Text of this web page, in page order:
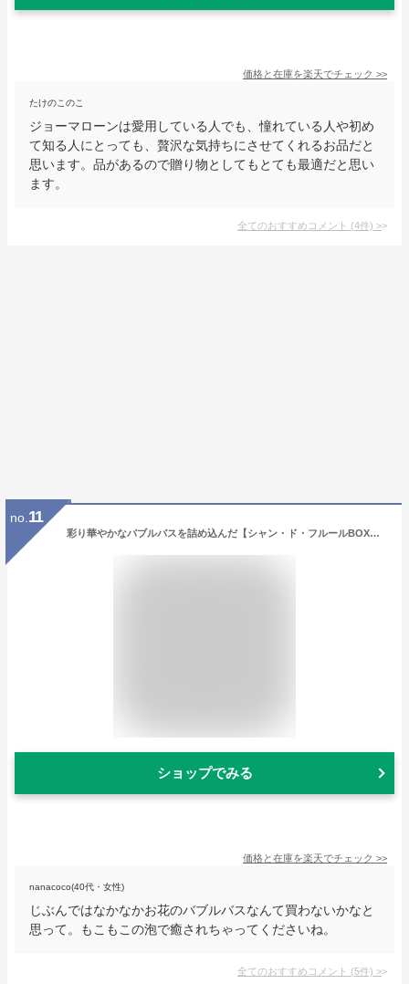
価格と在庫を楽天でチェック >>
たけのこのこ
ジョーマローンは愛用している人でも、憧れている人や初め
て知る人にとっても、贅沢な気持ちにさせてくれるお品だと
思います。品があるので贈り物としてもとても最適だと思い
ます。
全てのおすすめコメント (4件) >
no. 11
彩り華やかなバブルバスを詰め込んだ【シャン・ド・フルールBOXバスペタル（入浴料 入浴剤）】誕生日 ギフト プレゼント 女性 贈り物 泡風呂を楽しむ贅沢なバスグッズ プチギフト BOX入り ソープフラワー 石鹸 フラワーバス 花びら 花束 お返し お礼 ご挨拶 お祝い 還暦
ショップでみる
価格と在庫を楽天でチェック >>
nanacoco(40代・女性)
じぶんではなかなかお花のバブルバスなんて買わないかなと
思って。もこもこの泡で癒されちゃってくださいね。
全てのおすすめコメント (5件) >